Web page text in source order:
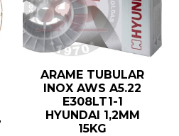
ARAME TUBULAR
INOX AWS A5.22
E308LT1-1
HYUNDAI 1,2MM
15KG